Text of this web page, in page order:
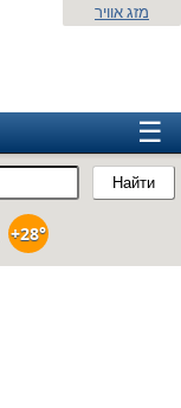
Найти
מזג אוויר
☰
+28°